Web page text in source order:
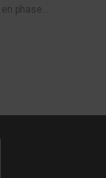
phase...